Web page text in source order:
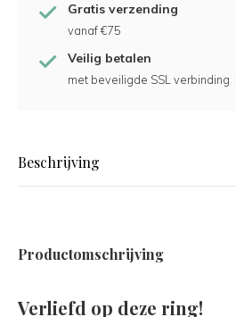
Gratis verzending
vanaf €75
Veilig betalen
met beveiligde SSL verbinding
Beschrijving
Productomschrijving
Verliefd op deze ring!